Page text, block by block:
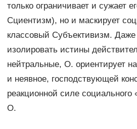
только ограничивает и сужает
Сциентизм), но и маскирует
классовый Субъективизм. Даже
изолировать истины
нейтральные, О. ориентирует
и неявное, господствующей
реакционной силе социального
О.